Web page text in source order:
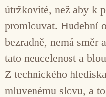
útržkovité, než aby k
promlouvat. Hudební
bezradně, nemá směr
tato neucelenost a
Z technického
mluvenému slovu, a